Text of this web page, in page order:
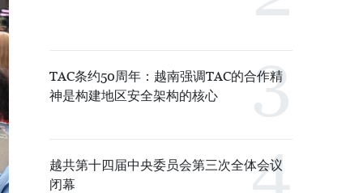
TAC条约50周年：越南强调TAC的合作精
神是构建地区安全架构的核心
越共第十四届中央委员会第三次全体会议
闭幕